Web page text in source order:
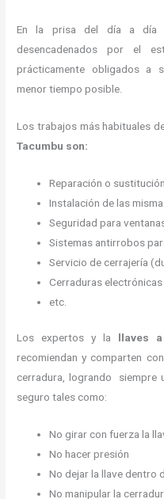
En la prisa del día a día
desencadenados por el
prácticamente obligados a
menor tiempo posible.
Los trabajos más habituales
Tacumbu son:
Reparación o
Instalación de las
Seguridad para
Sistemas antirrobos
Servicio de cerrajería
Cerraduras electrónicas
etc.
Los expertos y la llaves
recomiendan y comparten
cerradura, logrando siempre
seguro tales como:
No girar con fuerza la
No hacer presión
No dejar la llave dentro
No manipular la